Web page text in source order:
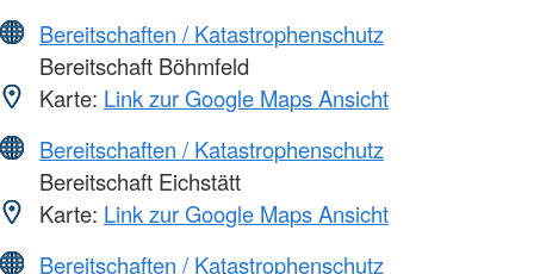
Bereitschaften / Katastrophenschutz
Bereitschaft Böhmfeld
Karte: Link zur Google Maps Ansicht
Bereitschaften / Katastrophenschutz
Bereitschaft Eichstätt
Karte: Link zur Google Maps Ansicht
Bereitschaften / Katastrophenschutz